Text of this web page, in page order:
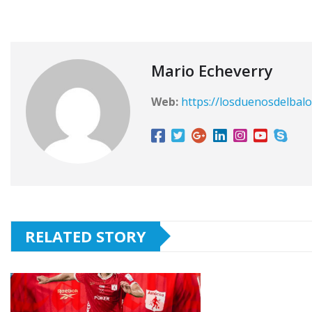
Mario Echeverry
Web: https://
RELATED STORY